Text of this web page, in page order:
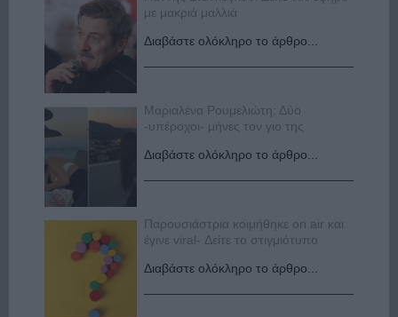
με μακριά μαλλιά
Διαβάστε ολόκληρο το άρθρο...
Μαριαλένα Ρουμελιώτη: Δύο
-υπέροχοι- μήνες τον γιο της
Διαβάστε ολόκληρο το άρθρο...
Παρουσιάστρια κοιμήθηκε on air και
έγινε viral- Δείτε το στιγμιότυπο
Διαβάστε ολόκληρο το άρθρο...